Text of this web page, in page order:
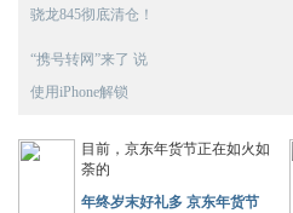
骁龙845彻底清仓！
“携号转网”来了 说
使用iPhone解锁
目前，京东年货节正在如火如
荼的
年终岁末好礼多 京东年货节